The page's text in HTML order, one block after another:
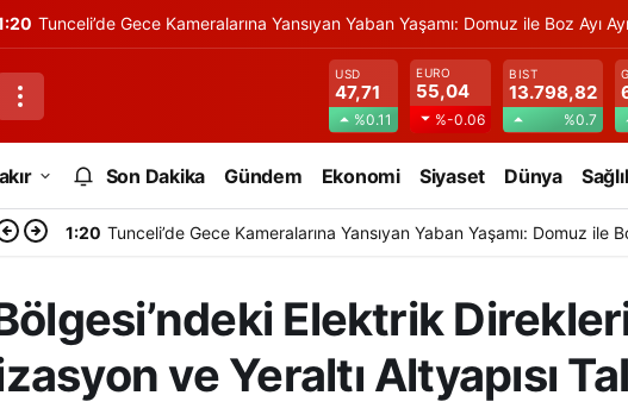
Tunceli’de Gece Kameralarına Yansıyan Yaban Yaşamı: Domuz ile Boz Ayı
USD
47,71
%0.11
EURO
55,04
%-0.06
BIST
13.798,82
%0.7
Son Dakika Gündem Ekonomi Siyaset Dünya
1:20 Tunceli’de Gece Kameralarına Yansıyan Yaban Yaşamı: Domuz ile
Elektrik
ve Yeraltı Altyapısı